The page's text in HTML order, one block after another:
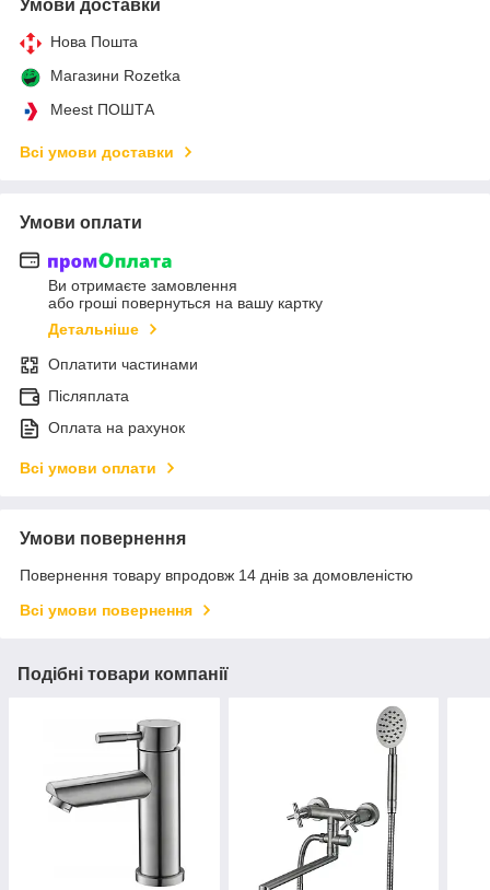
Умови доставки
Нова Пошта
Магазини Rozetka
Meest ПОШТА
Всі умови доставки
Умови оплати
Ви отримаєте замовлення
або гроші повернуться на вашу картку
Детальніше
Оплатити частинами
Післяплата
Оплата на рахунок
Всі умови оплати
Умови повернення
Повернення товару впродовж 14 днів за домовленістю
Всі умови повернення
Подібні товари компанії